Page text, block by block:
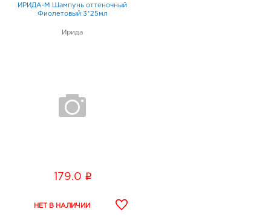
ИРИДА-М Шампунь оттеночный
Фиолетовый 3*25мл
Ирида
179.0 i